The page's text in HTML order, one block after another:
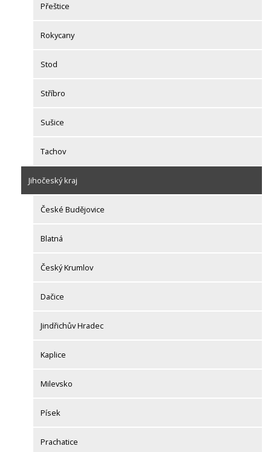
Přeštice
Rokycany
Stod
Stříbro
Sušice
Tachov
Jihočeský kraj
České Budějovice
Blatná
Český Krumlov
Dačice
Jindřichův Hradec
Kaplice
Milevsko
Písek
Prachatice